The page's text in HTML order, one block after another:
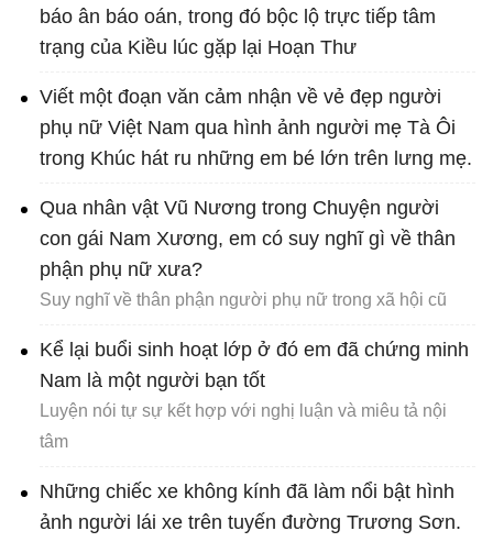
báo ân báo oán, trong đó bộc lộ trực tiếp tâm
trạng của Kiều lúc gặp lại Hoạn Thư
Viết một đoạn văn cảm nhận về vẻ đẹp người
phụ nữ Việt Nam qua hình ảnh người mẹ Tà Ôi
trong Khúc hát ru những em bé lớn trên lưng mẹ.
Qua nhân vật Vũ Nương trong Chuyện người
con gái Nam Xương, em có suy nghĩ gì về thân
phận phụ nữ xưa?
Suy nghĩ về thân phận người phụ nữ trong xã hội cũ
Kể lại buổi sinh hoạt lớp ở đó em đã chứng minh
Nam là một người bạn tốt
Luyện nói tự sự kết hợp với nghị luận và miêu tả nội
tâm
Những chiếc xe không kính đã làm nổi bật hình
ảnh người lái xe trên tuyến đường Trương Sơn.